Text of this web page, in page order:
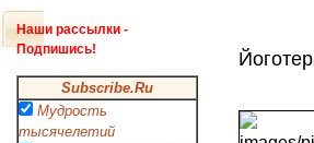
Наши рассылки -
Подпишись!
Subscribe.Ru
Мудрость
тысячелетий